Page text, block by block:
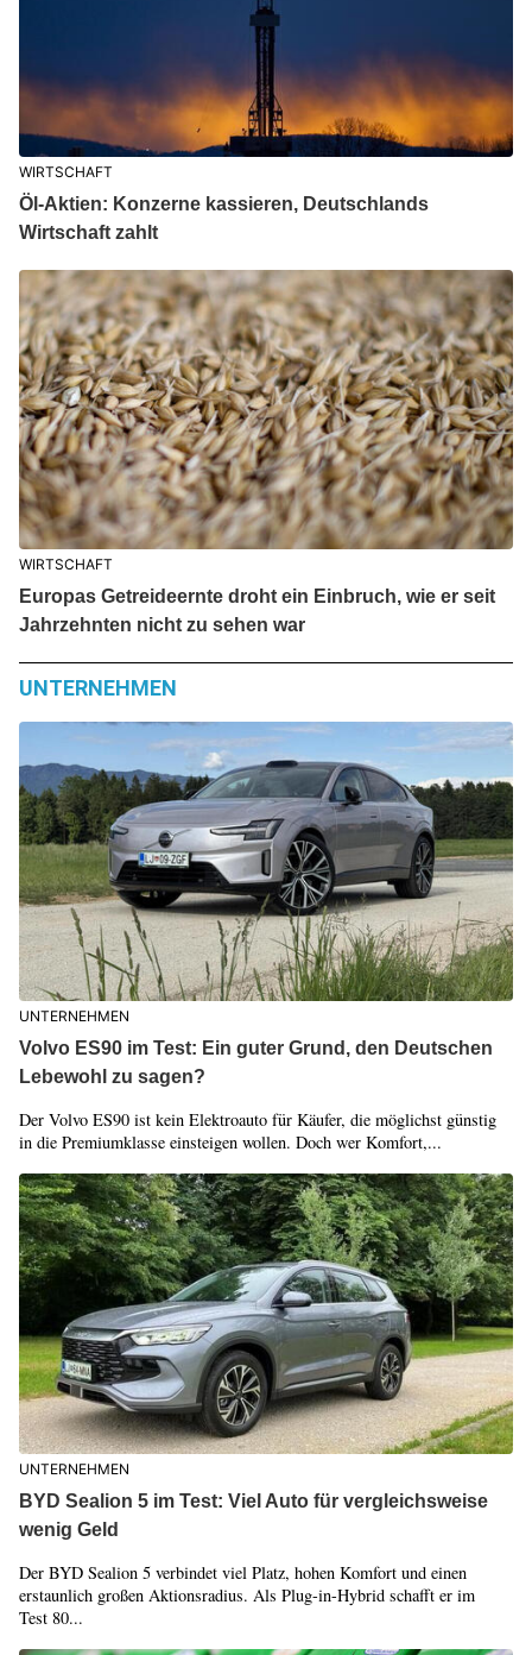
WIRTSCHAFT
Öl-Aktien: Konzerne kassieren, Deutschlands
Wirtschaft zahlt
WIRTSCHAFT
Europas Getreideernte droht ein Einbruch, wie er seit
Jahrzehnten nicht zu sehen war
UNTERNEHMEN
UNTERNEHMEN
Volvo ES90 im Test: Ein guter Grund, den Deutschen
Lebewohl zu sagen?
Der Volvo ES90 ist kein Elektroauto für Käufer, die möglichst günstig
in die Premiumklasse einsteigen wollen. Doch wer Komfort,...
UNTERNEHMEN
BYD Sealion 5 im Test: Viel Auto für vergleichsweise
wenig Geld
Der BYD Sealion 5 verbindet viel Platz, hohen Komfort und einen
erstaunlich großen Aktionsradius. Als Plug-in-Hybrid schafft er im
Test 80...